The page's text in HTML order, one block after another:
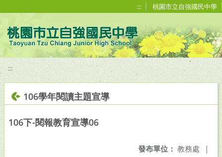
::: 桃園市立自強國民中學
:::
106學年閱讀主題宣導
106下-閱報教育宣導06
發布單位： 教務處 |